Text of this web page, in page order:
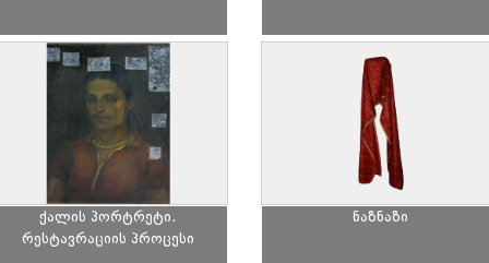
ქალის პორტრეტი.
რესტავრაციის პროცესი
ნაზნაზი